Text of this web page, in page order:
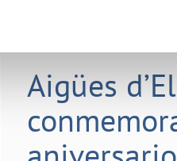
GESTIONES
Aigües